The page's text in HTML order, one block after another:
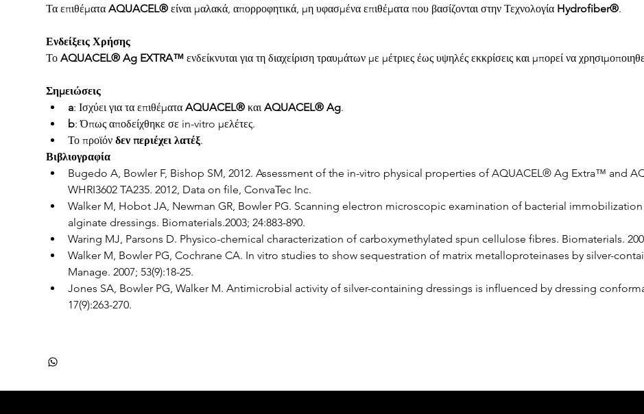
Τα επιθέματα AQUACEL® είναι μαλακά, απορροφητικά, μη υφασμένα επιθέματα που βασίζονται στην Τεχνολογία Hydrofiber®.
Ενδείξεις Χρήσης
Το AQUACEL® Ag EXTRA™ ενδείκνυται για τη διαχείριση τραυμάτων με μέτριες έως υψηλές εκκρίσεις και μπορεί να
Σημειώσεις
a: Ισχύει για τα επιθέματα AQUACEL® και AQUACEL® Ag.
b: Όπως αποδείχθηκε σε in-vitro μελέτες.
Το προϊόν δεν περιέχει λατέξ.
Βιβλιογραφία
Bugedo A, Bowler F, Bishop SM, 2012. Assessment of the in-vitro physical properties of AQUACEL® Ag Extra™ and
WHRI3602 TA235. 2012, Data on file, ConvaTec Inc.
Walker M, Hobot JA, Newman GR, Bowler PG. Scanning electron microscopic examination of bacterial
alginate dressings. Biomaterials.2003; 24:883-890.
Waring MJ, Parsons D. Physico-chemical characterization of carboxymethylated spun cellulose fibres. Biomaterials.
Walker M, Bowler PG, Cochrane CA. In vitro studies to show sequestration of matrix metalloproteinases by silver-
Manage. 2007; 53(9):18-25.
Jones SA, Bowler PG, Walker M. Antimicrobial activity of silver-containing dressings is influenced by dressing
17(9):263-270.